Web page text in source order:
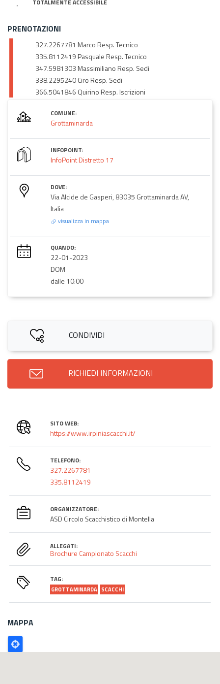
TOTALMENTE ACCESSIBILE
PRENOTAZIONI
327.2267781 Marco Resp. Tecnico
335.8112419 Pasquale Resp. Tecnico
347.5981303 Massimiliano Resp. Sedi
338.2295240 Ciro Resp. Sedi
366.5041846 Quirino Resp. Iscrizioni
COMUNE:
Grottaminarda
INFOPOINT:
InfoPoint Distretto 17
DOVE:
Via Alcide de Gasperi, 83035 Grottaminarda AV,
Italia
visualizza in mappa
QUANDO:
22-01-2023
DOM
dalle 10:00
CONDIVIDI
RICHIEDI INFORMAZIONI
SITO WEB:
https://www.irpiniascacchi.it/
TELEFONO:
327.2267781
335.8112419
ORGANIZZATORE:
ASD Circolo Scacchistico di Montella
ALLEGATI:
Brochure Campionato Scacchi
TAG:
GROTTAMINARDA SCACCHI
MAPPA
Poligono
GEO